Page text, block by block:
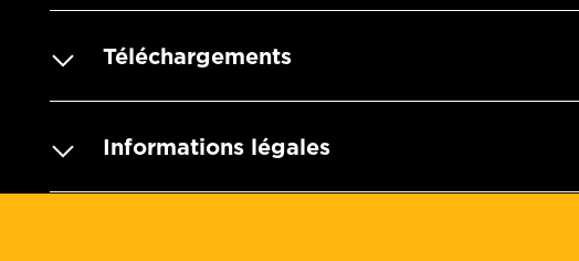
Téléchargements
Informations légales